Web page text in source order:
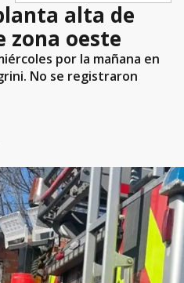
alta de
zona oeste
por la mañana en
No se registraron